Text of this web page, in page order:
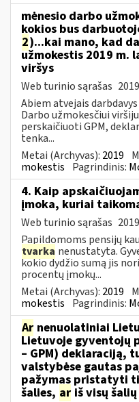
mėnesio darbo
kokios bus
2)...kai mano, kad
užmokestis 2019 m.
viršys
Web turinio sąrašas
Abiem atvejais
Darbo užmokesčiui
perskaičiuoti GPM,
tenka...
Metai (Archyvas): 2019
mokestis Pagrindinis:
4. Kaip
įmoka, kuriai
Web turinio sąrašas
Papildomoms pensijų
tvarka nenustatyta.
kokio dydžio sumą jis
procentų įmokų...
Metai (Archyvas): 2019
mokestis Pagrindinis:
Ar nenuolatiniai
Lietuvoje gyventojų
– GPM) deklaraciją,
valstybėse gautas
pažymas pristatyti
šalies, ar iš visų šalių